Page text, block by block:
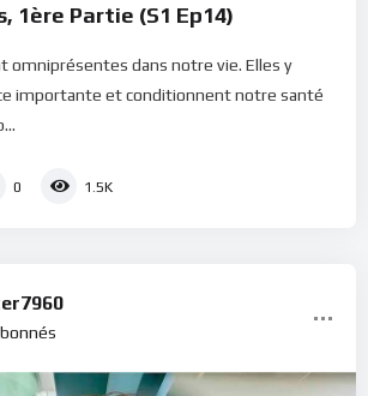
1ère Partie (S1 Ep14)
omniprésentes dans notre vie. Elles y
importante et conditionnent notre santé
0 1.5K